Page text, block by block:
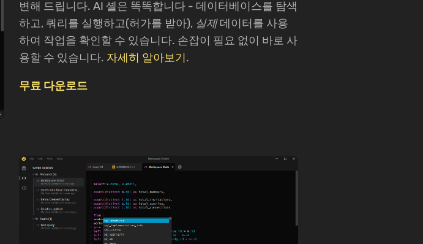
변해 드립니다. AI 셸은 똑똑합니다 - 데이터베이스를 탐색
하고, 쿼리를 실행하고(허가를 받아), 실제데이터를 사용
하여 작업을 확인할 수 있습니다. 손잡이 필요 없이 바로 사
용할 수 있습니다. 자세히 알아보기.
무료 다운로드